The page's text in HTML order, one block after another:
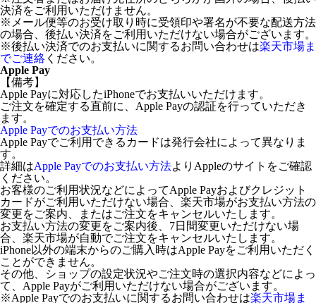
決済をご利用いただけません。
※メール便等のお受け取り時に受領印や署名が不要な配送方法
の場合、後払い決済をご利用いただけない場合がございます。
※後払い決済でのお支払いに関するお問い合わせは楽天市場ま
でご連絡 ください。
Apple Pay
【備考】
Apple Payに対応したiPhoneでお支払いいただけます。
ご注文を確定する直前に、Apple Payの認証を行っていただき
ます。
Apple Payでのお支払い方法
Apple Payでご利用できるカードは発行会社によって異なりま
す。
詳細はApple Payでのお支払い方法よりAppleのサイトをご確認
ください。
お客様のご利用状況などによってApple Payおよびクレジット
カードがご利用いただけない場合、楽天市場がお支払い方法の
変更をご案内、またはご注文をキャンセルいたします。
お支払い方法の変更をご案内後、7日間変更いただけない場
合、楽天市場が自動でご注文をキャンセルいたします。
iPhone以外の端末からのご購入時はApple Payをご利用いただく
ことができません。
その他、ショップの設定状況やご注文時の選択内容などによっ
て、Apple Payがご利用いただけない場合がございます。
※Apple Payでのお支払いに関するお問い合わせは楽天市場ま